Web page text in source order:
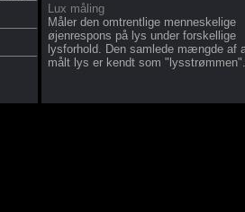
Lux måling
Måler den omtrentlige menneskelige
øjenrespons på lys under forskellige
lysforhold. Den samlede mængde af
målt lys er kendt som "lysstrømmen".